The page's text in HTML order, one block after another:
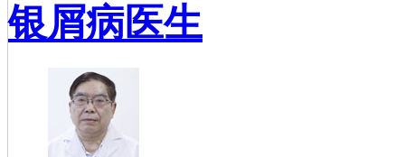
银屑病医生